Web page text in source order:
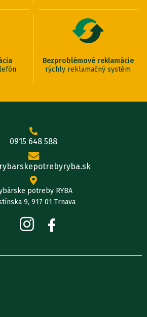
Bezproblémové reklamácie
rýchly reklamačný systém
0915 648 588
potreby RYBA
9, 917 01 Trnava